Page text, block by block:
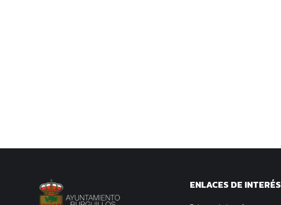
ENLACES DE INTERÉS